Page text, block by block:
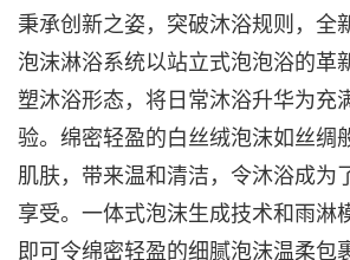
秉承创新之姿，突破沐浴规则，全
泡沫淋浴系统以站立式泡泡浴的革
塑沐浴形态，将日常沐浴升华为充
验。绵密轻盈的白丝绒泡沫如丝绸
肌肤，带来温和清洁，令沐浴成为
享受。一体式泡沫生成技术和雨淋
即可令绵密轻盈的细腻泡沫温柔包